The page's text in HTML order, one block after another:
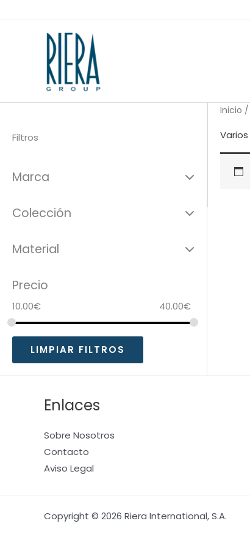
Filtros
Marca
Colección
Material
Precio
10.00€ 40.00€
LIMPIAR FILTROS
Inicio /
Enlaces
Sobre Nosotros
Contacto
Aviso Legal
Copyright © 2026 Riera International, S.A.